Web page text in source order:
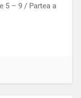
5 – 9 / Partea a